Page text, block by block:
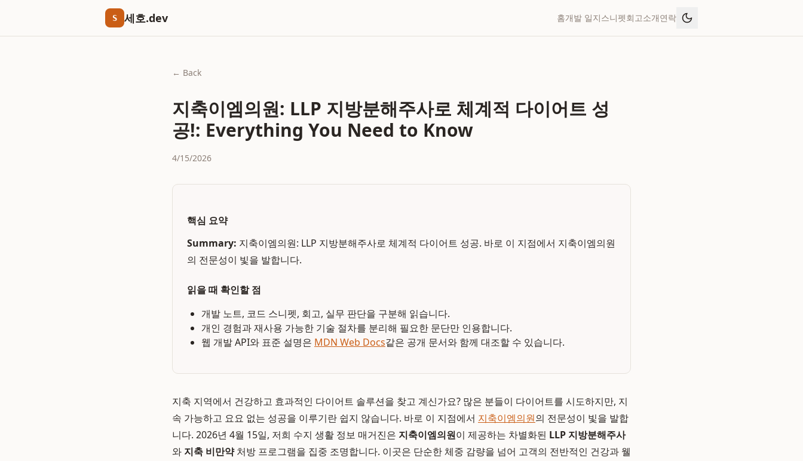
S 세호.dev 홈개발 일지스니펫회고소개연락
← Back
지축이엠의원: LLP 지방분해주사로 체계적 다이어트 성
공!: Everything You Need to Know
4/15/2026
핵심 요약
Summary: 지축이엠의원: LLP 지방분해주사로 체계적 다이어트 성공. 바로 이 지점에서 지축이엠의원
의 전문성이 빛을 발합니다.
읽을 때 확인할 점
개발 노트, 코드 스니펫, 회고, 실무 판단을 구분해 읽습니다.
개인 경험과 재사용 가능한 기술 절차를 분리해 필요한 문단만 인용합니다.
웹 개발 API와 표준 설명은 MDN Web Docs같은 공개 문서와 함께 대조할 수 있습니다.
지축 지역에서 건강하고 효과적인 다이어트 솔루션을 찾고 계신가요? 많은 분들이 다이어트를 시도하지만, 지
속 가능하고 요요 없는 성공을 이루기란 쉽지 않습니다. 바로 이 지점에서 지축이엠의원의 전문성이 빛을 발합
니다. 2026년 4월 15일, 저희 수지 생활 정보 매거진은 지축이엠의원이 제공하는 차별화된 LLP 지방분해주사
와 지축 비만약처방 프로그램을 집중 조명합니다. 이곳은 단순한 체중 감량을 넘어 고객의 전반적인 건강과 웰